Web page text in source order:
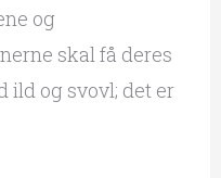
og
skal få deres
ild og svovl; det er